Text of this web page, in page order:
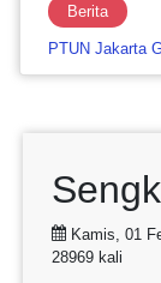
Berita
Kamis, 01
28969 kali